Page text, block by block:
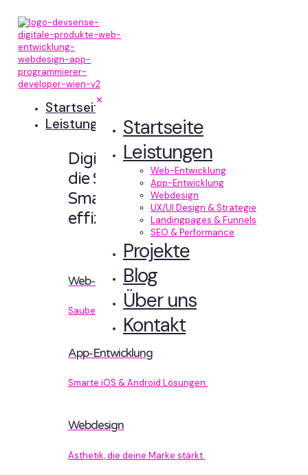
✕
Startseite
Leistungen
Web-Entwicklung
App-Entwicklung
Webdesign
UX/UI Design & Strategie
Landingpages & Funnels
SEO & Performance
Projekte
Blog
Über uns
Kontakt
Startseite
Leistungen
Digitale Erlebnisse,
die Sinn machen.
Smart designt und
effizient entwickelt.
Web-Entwicklung
Sauberer Code, der performt.
App-Entwicklung
Smarte iOS & Android Lösungen.
Webdesign
Ästhetik, die deine Marke stärkt.